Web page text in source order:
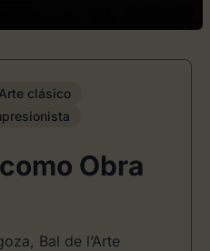
Arte clásico
Obra
Bal de l’Arte